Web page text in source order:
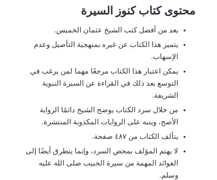
محتوى كتاب كنوز السيرة
يعد من أفضل كتب الشيخ عثمان الخميس.
يتميز هذا الكتاب عن غيره بمنهجية التأصيل وعدم
الإسهاب.
يمكن اعتبار هذا الكتاب مرجعًا مهما لمن يرغب في
التوسع بعد ذلك في القراءة عن السيرة النبوية
الشريفة.
من خلال سرد الكتاب يوضح الشيخ دائمًا الرواية
الأصح، وينبه على الروايات المكذوبة المنتشرة.
يتألف الكتاب من ٤٨٧ صفحة.
لا يهتم المؤلف بمحض السرد، وإنما يتطرق أيضًا إلى
الفوائد المهمة من سيرة الحبيب صلى الله عليه
وسلم.